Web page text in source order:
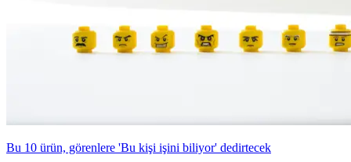
Bu 10 ürün, görenlere 'Bu kişi işini biliyor' dedirtecek